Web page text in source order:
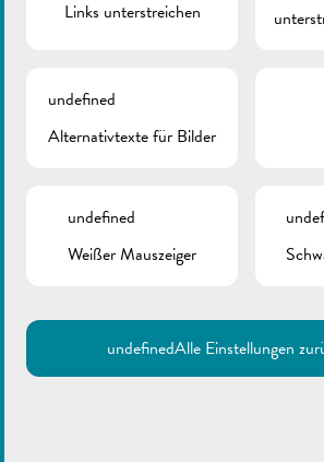
ist, die Öffentlichkeit und die politischen
den Farben blau, grün, rosa und violett
Links unterstreichen
undefined
Alternativtexte für Bilder
undefined
Weißer Mauszeiger
undefinedAlle Einstellungen